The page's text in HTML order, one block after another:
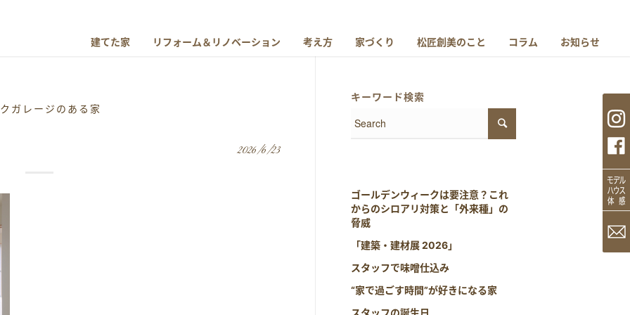
建てた家 リフォーム＆リノベーション 考え方 家づくり 松匠創美のこと コラム お知らせ
ガレージのある家
2026/6/23
キーワード検索
ゴールデンウィークは要注意？これ
からのシロアリ対策と「外来種」の
脅威
「建築・建材展 2026」
スタッフで味噌仕込み
“家で過ごす時間”が好きになる家
スタッフの誕生日